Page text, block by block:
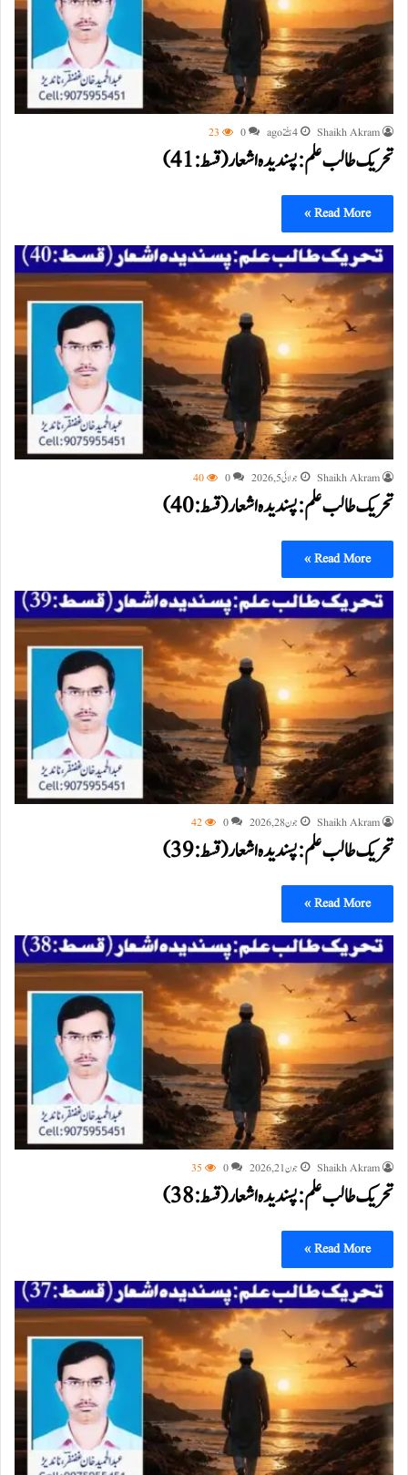
Shaikh Akram 4 ہفتے ago 0
23
تحریک طالب علم: پسندیدہ اشعار (قسط:41)
Read More »
Shaikh Akram جولائی 5, 2026 0
40
تحریک طالب علم: پسندیدہ اشعار (قسط:40)
Read More »
Shaikh Akram جون 28, 2026 0
42
تحریک طالب علم: پسندیدہ اشعار (قسط:39)
Read More »
Shaikh Akram جون 21, 2026 0
35
تحریک طالب علم: پسندیدہ اشعار (قسط:38)
Read More »